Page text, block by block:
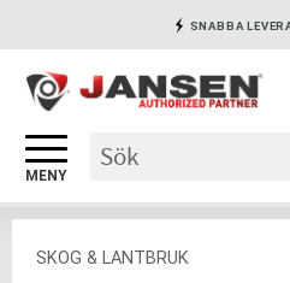
Meny
SNABBA
SÄKRA
SKOG & LANTBRUK